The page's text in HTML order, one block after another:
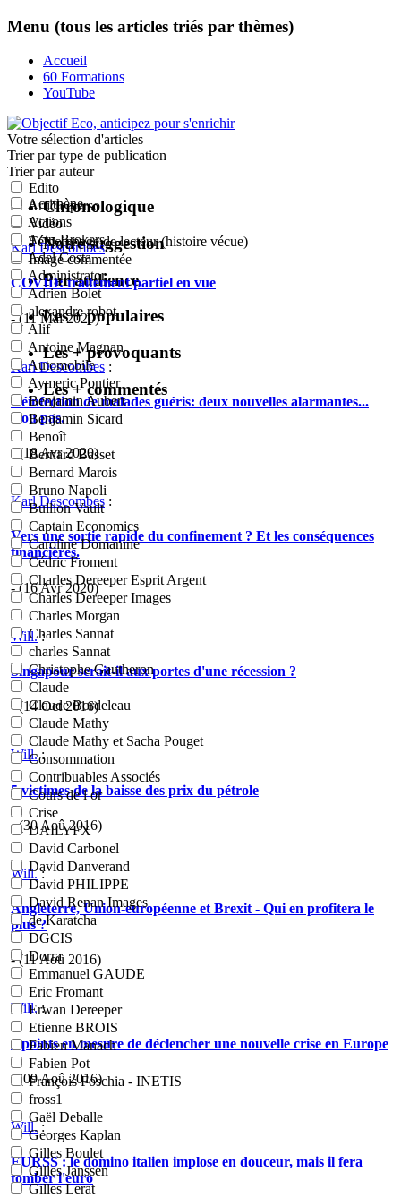
Menu (tous les articles triés par thèmes)
Accueil
60 Formations
YouTube
Votre sélection d'articles
Trier par type de publication
Edito
Article perso
Vidéo
Témoignage de lecteur (histoire vécue)
Image commentée
Trier par auteur
Acrithène
Actions
Actu-Brokers
Adel Costa
Administrator
Adrien Bolet
alexandre robot
Alif
Antoine Magnan
Automobile
Aymeric Pontier
Benjamin Aubert
Benjamin Sicard
Benoît
Bernard Basset
Bernard Marois
Bruno Napoli
Bullion Vault
Captain Economics
Caroline Domanine
Cédric Froment
Charles Dereeper Esprit Argent
Charles Dereeper Images
Charles Morgan
Charles Sannat
charles Sannat
Christophe Gautheron
Claude
Claude Bordeleau
Claude Mathy
Claude Mathy et Sacha Pouget
Consommation
Contribuables Associés
Cours de l or
Crise
DAILYFX
David Carbonel
David Danverand
David PHILIPPE
David Renan Images
de Karatcha
DGCIS
Dorra
Emmanuel GAUDE
Eric Fromant
Erwan Dereeper
Etienne BROIS
Fabien Manach
Fabien Pot
François Foschia - INETIS
fross1
Gaël Deballe
Georges Kaplan
Gilles Boulet
Gilles Janssen
Gilles Lerat
Chronologique
Notre suggestion
Par audience
Les + populaires
Les + provoquants
Les + commentés
Karl Descombes:
COVID: traitement partiel en vue
- (11 Mai 2020)
Karl Descombes :
Réinfection de malades guéris: deux nouvelles alarmantes...
...ou pas.
- (18 Avr 2020)
Karl Descombes :
Vers une sortie rapide du confinement ? Et les conséquences
financières.
- (16 Avr 2020)
Will.:
Singapour serait-il aux portes d'une récession ?
- (14 Oct 2016)
Will.:
5 victimes de la baisse des prix du pétrole
- (30 Aoû 2016)
Will.:
Angleterre, Union-européenne et Brexit - Qui en profitera le
plus ?
- (11 Aoû 2016)
Will.:
4 points en mesure de déclencher une nouvelle crise en Europe
- (09 Aoû 2016)
Will.:
EURSS : le domino italien implose en douceur, mais il fera
tomber l'euro